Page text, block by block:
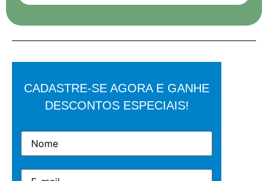
CADASTRE-SE AGORA E GANHE
DESCONTOS ESPECIAIS!